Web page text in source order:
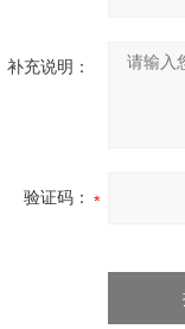
补充说明：
验证码：